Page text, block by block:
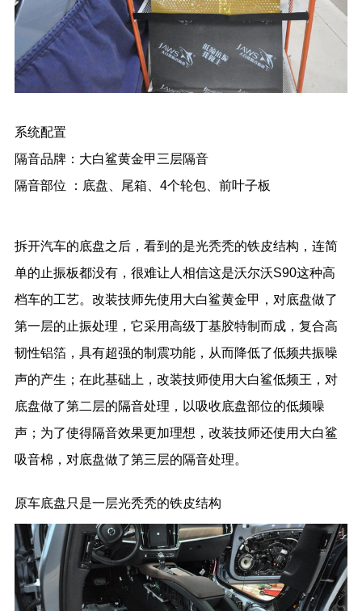
系统配置
隔音品牌：大白鲨黄金甲三层隔音
隔音部位 ：底盘、尾箱、4个轮包、前叶子板
拆开汽车的底盘之后，看到的是光秃秃的铁皮结构，连简
单的止振板都没有，很难让人相信这是沃尔沃S90这种高
档车的工艺。改装技师先使用大白鲨黄金甲，对底盘做了
第一层的止振处理，它采用高级丁基胶特制而成，复合高
韧性铝箔，具有超强的制震功能，从而降低了低频共振噪
声的产生；在此基础上，改装技师使用大白鲨低频王，对
底盘做了第二层的隔音处理，以吸收底盘部位的低频噪
声；为了使得隔音效果更加理想，改装技师还使用大白鲨
吸音棉，对底盘做了第三层的隔音处理。
原车底盘只是一层光秃秃的铁皮结构